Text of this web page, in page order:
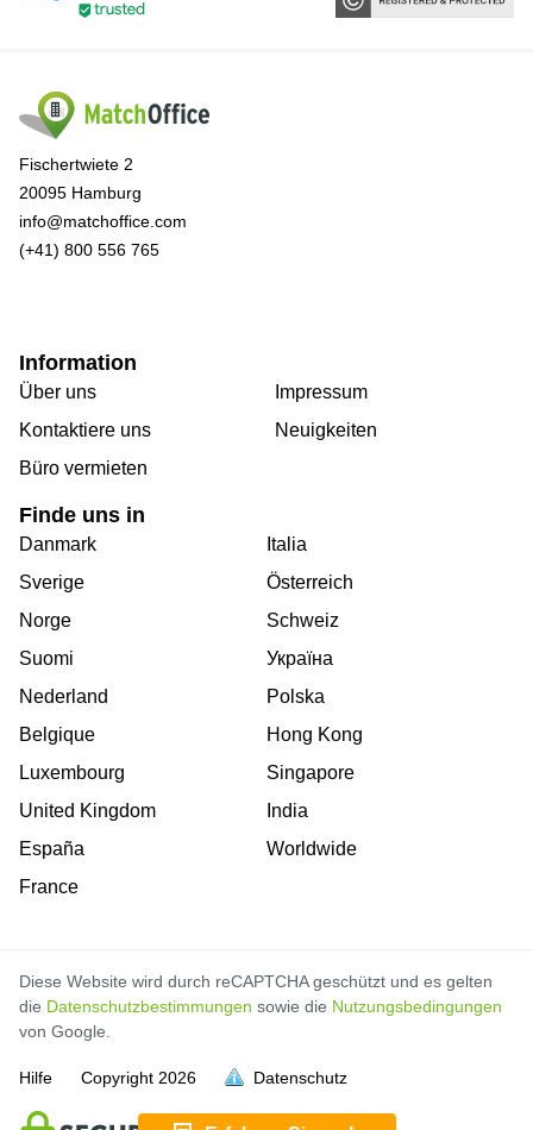
voll
voll
voll
voll
voll
voll
voll
voll
voll
voll
voll
voll
voll
voll
voll
voll
Fischertwiete 2
20095 Hamburg
info@matchoffice.com
(+41) 800 556 765
Information
Über uns
Kontaktiere uns
Büro vermieten
Impressum
Neuigkeiten
Finde uns in
Danmark
Sverige
Norge
Suomi
Nederland
Belgique
Luxembourg
United Kingdom
España
France
Italia
Österreich
Schweiz
Україна
Polska
Hong Kong
Singapore
India
Worldwide
Diese Website wird durch reCAPTCHA geschützt und es gelten
die Datenschutzbestimmungen sowie die Nutzungsbedingungen
von Google.
Hilfe Copyright 2026 Datenschutz